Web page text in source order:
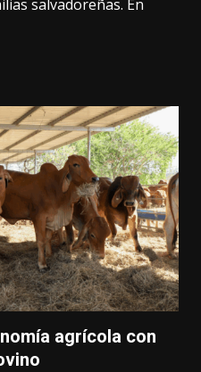
salvadoreñas. En
agrícola con